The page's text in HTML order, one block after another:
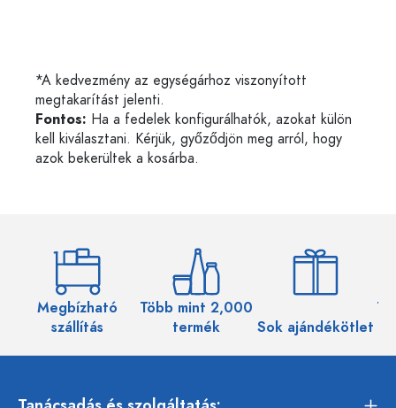
*A kedvezmény az egységárhoz viszonyított
megtakarítást jelenti.
Fontos: Ha a fedelek konfigurálhatók, azokat külön
kell kiválasztani. Kérjük, győződjön meg arról, hogy
azok bekerültek a kosárba.
Megbízható
szállítás
Több mint 2,000
termék
Sok ajándékötlet